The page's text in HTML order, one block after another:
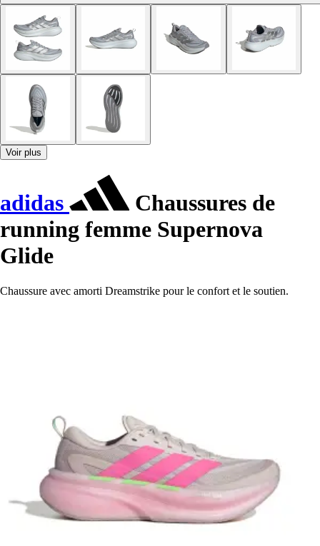
Voir plus
adidas
Chaussures de
running femme Supernova
Glide
Chaussure avec amorti Dreamstrike pour le confort et le soutien.